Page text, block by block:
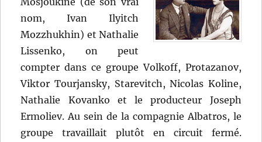
nom, Ivan Ilyitch
Mozzhukhin) et Nathalie
Lissenko, on peut
compter dans ce groupe Volkoff, Protazanov,
Viktor Tourjansky, Starevitch, Nicolas Koline,
Nathalie Kovanko et le producteur Joseph
Ermoliev. Au sein de la compagnie Albatros, le
groupe travaillait plutôt en circuit fermé.